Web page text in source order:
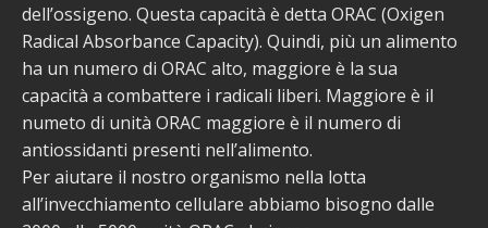
dell’ossigeno. Questa capacità è detta ORAC (Oxigen
Radical Absorbance Capacity). Quindi, più un alimento
ha un numero di ORAC alto, maggiore è la sua
capacità a combattere i radicali liberi. Maggiore è il
numeto di unità ORAC maggiore è il numero di
antiossidanti presenti nell’alimento.
Per aiutare il nostro organismo nella lotta
all’invecchiamento cellulare abbiamo bisogno dalle